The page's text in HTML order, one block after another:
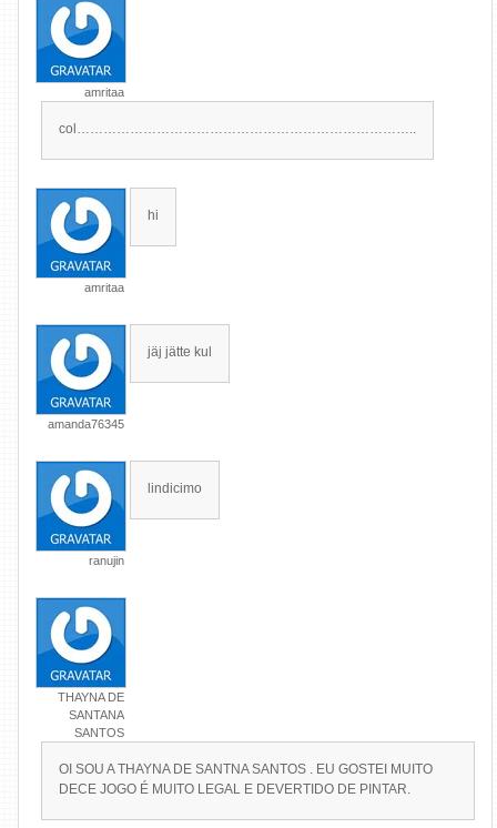
amritaa
col…………………………………………………………………..
amritaa
hi
amanda76345
jäj jätte kul
ranujin
lindicimo
THAYNA DE
SANTANA
SANTOS
OI SOU A THAYNA DE SANTNA SANTOS . EU GOSTEI MUITO
DECE JOGO É MUITO LEGAL E DEVERTIDO DE PINTAR.